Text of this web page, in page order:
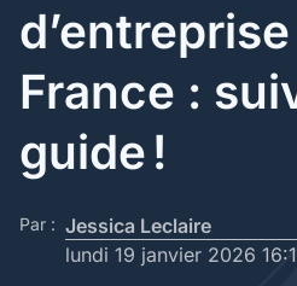
France :
guide !
Par : Jessica Leclaire
lundi 19 janvier 2026